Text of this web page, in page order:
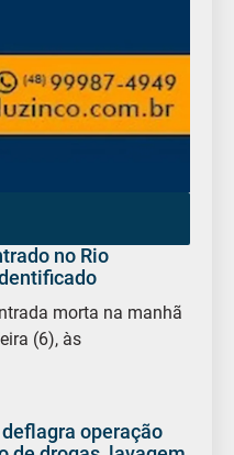
no Rio
morta na manhã
(6), às
operação